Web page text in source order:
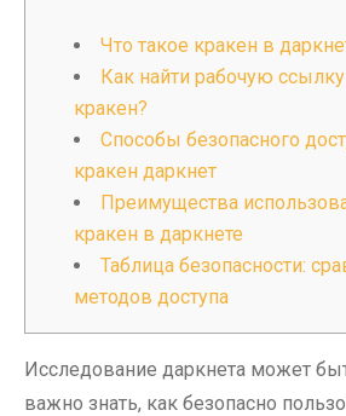
Что такое кракен в
Как найти рабочую
кракен?
Способы безопасного
кракен даркнет
Преимущества
кракен в даркнете
Таблица безопасности:
методов доступа
Исследование даркнета может
важно знать, как безопасно